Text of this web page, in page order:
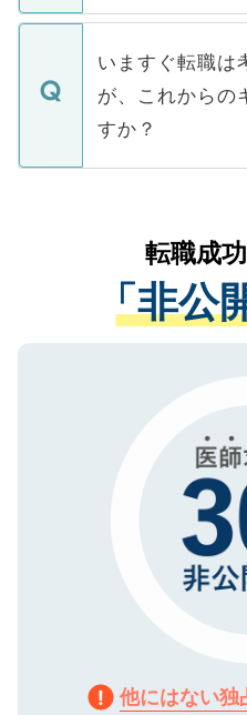
関を公にしてしま
に、医療機関が求
みを人材紹介会社
ています。
定を承諾する必要
の辞退の連絡はキ
個人情報が漏えい
で、ご安心くださ
などで収集したご
ご本人のキャリア
支援を目的に使用
ているすべての個
は、個人情報の取
管理基準を満たし
る、プライバシー
で、機密保持に関
いますぐ転職は
が、これからの
すか？
かがいして、現在
経験をまじえなが
させていただきま
ない方には、長期
ので、まずはご登
転職成
「非公
他にはない独